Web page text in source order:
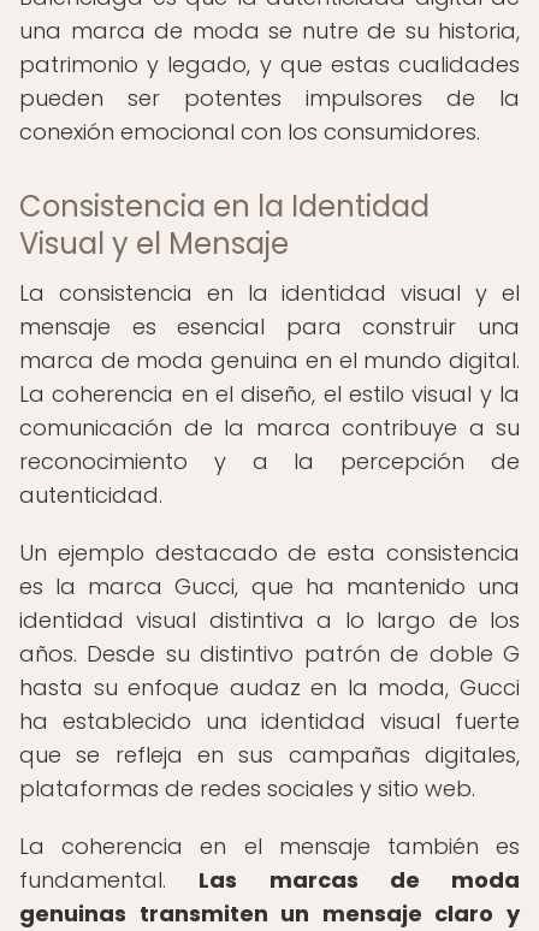
una marca de moda se nutre de su historia,
patrimonio y legado, y que estas cualidades
pueden ser potentes impulsores de la
conexión emocional con los consumidores.
Consistencia en la Identidad
Visual y el Mensaje
La consistencia en la identidad visual y el
mensaje es esencial para construir una
marca de moda genuina en el mundo digital.
La coherencia en el diseño, el estilo visual y la
comunicación de la marca contribuye a su
reconocimiento y a la percepción de
autenticidad.
Un ejemplo destacado de esta consistencia
es la marca Gucci, que ha mantenido una
identidad visual distintiva a lo largo de los
años. Desde su distintivo patrón de doble G
hasta su enfoque audaz en la moda, Gucci
ha establecido una identidad visual fuerte
que se refleja en sus campañas digitales,
plataformas de redes sociales y sitio web.
La coherencia en el mensaje también es
fundamental. Las marcas de moda
genuinas transmiten un mensaje claro y